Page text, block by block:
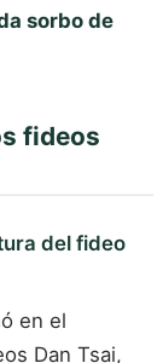
sorbo de
fideos
del fideo
en el
Dan Tsai,